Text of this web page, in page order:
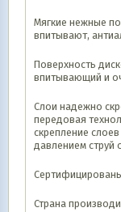
Мягкие нежные
впитывают,
Поверхность
впитывающий и
Слои надежно
передовая
скрепление
давлением
Страна